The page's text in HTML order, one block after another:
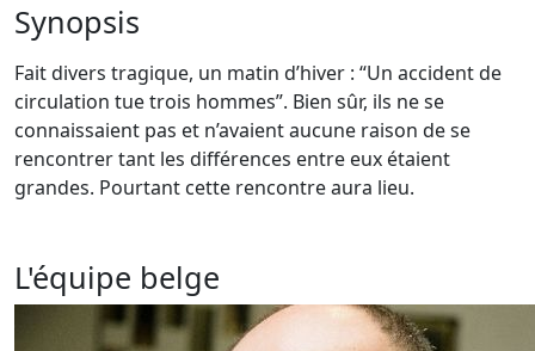
Synopsis
Fait divers tragique, un matin d’hiver : “Un accident de
circulation tue trois hommes”. Bien sûr, ils ne se
connaissaient pas et n’avaient aucune raison de se
rencontrer tant les différences entre eux étaient
grandes. Pourtant cette rencontre aura lieu.
L'équipe belge